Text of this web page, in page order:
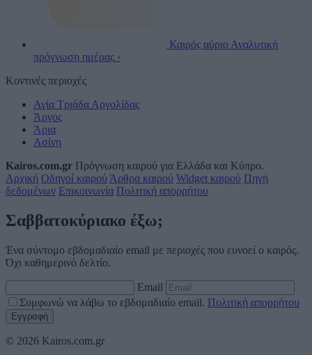
Καιρός αύριο Αναλυτική
πρόγνωση ημέρας ›
Κοντινές περιοχές
Αγία Τριάδα Αργολίδας
Άργος
Άρια
Ασίνη
Kairos.com.gr Πρόγνωση καιρού για Ελλάδα και Κύπρο.
Αρχική Οδηγοί καιρού Άρθρα καιρού Widget καιρού Πηγή
δεδομένων Επικοινωνία Πολιτική απορρήτου
Σαββατοκύριακο έξω;
Ένα σύντομο εβδομαδιαίο email με περιοχές που ευνοεί ο καιρός.
Όχι καθημερινό δελτίο.
Email
Συμφωνώ να λάβω το εβδομαδιαίο email. Πολιτική απορρήτου
© 2026 Kairos.com.gr